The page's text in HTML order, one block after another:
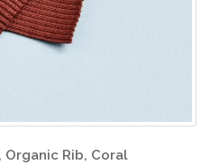
Organic Rib, Coral